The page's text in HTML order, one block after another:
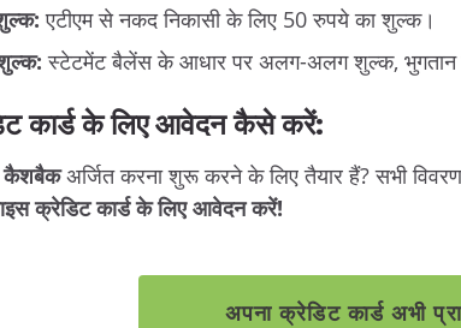
एटीएम से नकद निकासी के लिए 50 रुपये का शुल्क।
स्टेटमेंट बैलेंस के आधार पर अलग-अलग शुल्क, भुगतान में
कार्ड के लिए आवेदन कैसे करें:
कैशबैकअर्जित करना शुरू करने के लिए तैयार हैं? सभी
क्रेडिट कार्ड के लिए आवेदन करें!
अपना क्रेडिट कार्ड अभी